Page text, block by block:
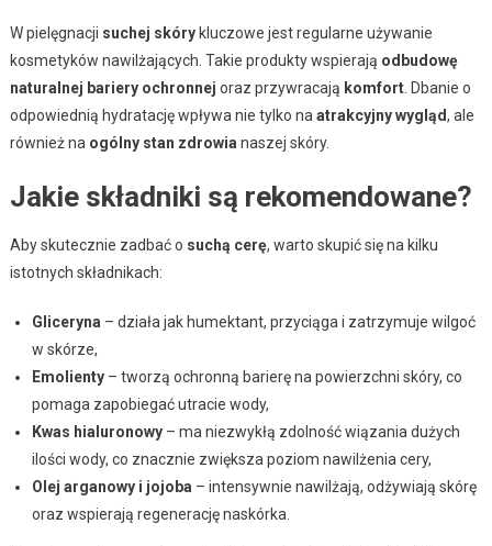
W pielęgnacji suchej skórykluczowe jest regularne używanie
kosmetyków nawilżających. Takie produkty wspierają odbudowę
naturalnej bariery ochronnej oraz przywracają komfort. Dbanie o
odpowiednią hydratację wpływa nie tylko na atrakcyjny wygląd, ale
również na ogólny stan zdrowia naszej skóry.
Jakie składniki są rekomendowane?
Aby skutecznie zadbać o suchą cerę, warto skupić się na kilku
istotnych składnikach:
Gliceryna – działa jak humektant, przyciąga i zatrzymuje wilgoć
w skórze,
Emolienty– tworzą ochronną barierę na powierzchni skóry, co
pomaga zapobiegać utracie wody,
Kwas hialuronowy– ma niezwykłą zdolność wiązania dużych
ilości wody, co znacznie zwiększa poziom nawilżenia cery,
Olej arganowy i jojoba – intensywnie nawilżają, odżywiają skórę
oraz wspierają regenerację naskórka.